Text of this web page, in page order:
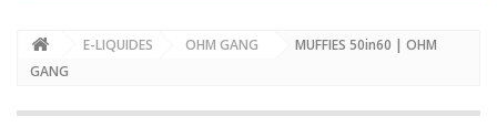
E-LIQUIDES OHM GANG
MUFFIES 50in60 | OHM
GANG